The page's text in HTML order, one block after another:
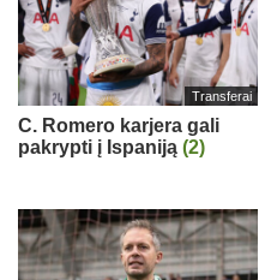
Transferai
C. Romero karjera gali
pakrypti į Ispaniją (2)